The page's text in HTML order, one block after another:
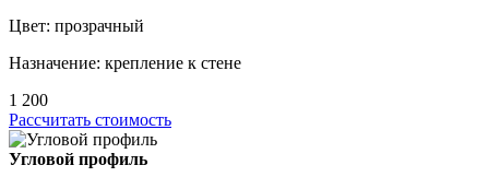
Цвет: прозрачный
Назначение: крепление к стене
1 200
Рассчитать стоимость
Угловой профиль